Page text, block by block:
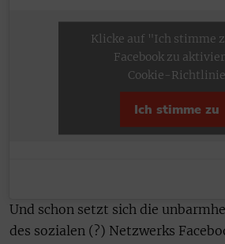
Klicke auf "Ich stimme
Facebook zu
Cookie-Richtlinie
Ich stimme zu
Und schon setzt sich die
des sozialen (?) Netzwerks